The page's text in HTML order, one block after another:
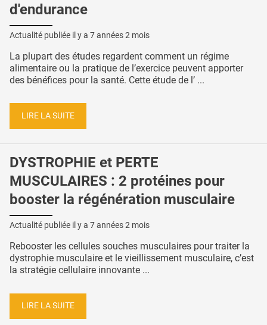
d'endurance
Actualité publiée il y a 7 années 2 mois
La plupart des études regardent comment un régime
alimentaire ou la pratique de l’exercice peuvent apporter
des bénéfices pour la santé. Cette étude de l’ ...
LIRE LA SUITE
DYSTROPHIE et PERTE
MUSCULAIRES : 2 protéines pour
booster la régénération musculaire
Actualité publiée il y a 7 années 2 mois
Rebooster les cellules souches musculaires pour traiter la
dystrophie musculaire et le vieillissement musculaire, c’est
la stratégie cellulaire innovante ...
LIRE LA SUITE